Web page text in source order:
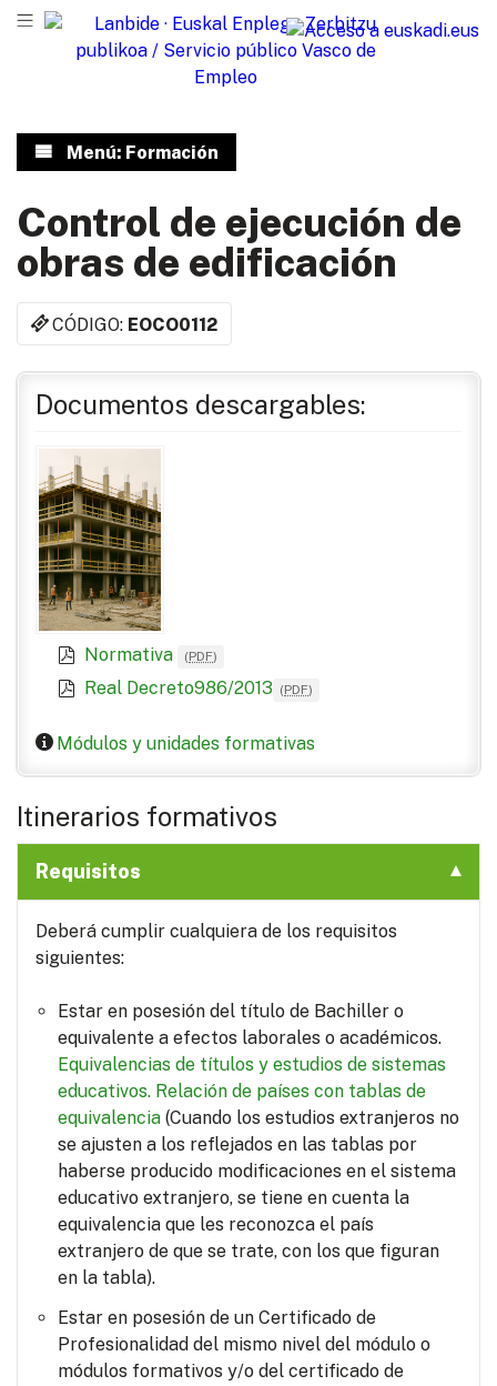
Menú: Formación
Control de ejecución de
obras de edificación
CÓDIGO: EOCO0112
Documentos descargables:
Normativa (PDF)
Real Decreto986/2013 (PDF)
Módulos y unidades formativas
Itinerarios formativos
Requisitos
Deberá cumplir cualquiera de los requisitos
siguientes:
Estar en posesión del título de Bachiller o
equivalente a efectos laborales o académicos.
Equivalencias de títulos y estudios de sistemas
educativos. Relación de países con tablas de
equivalencia (Cuando los estudios extranjeros no
se ajusten a los reflejados en las tablas por
haberse producido modificaciones en el sistema
educativo extranjero, se tiene en cuenta la
equivalencia que les reconozca el país
extranjero de que se trate, con los que figuran
en la tabla).
Estar en posesión de un Certificado de
Profesionalidad del mismo nivel del módulo o
módulos formativos y/o del certificado de